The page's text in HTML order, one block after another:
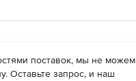
поставок, мы не можем
Оставьте запрос, и наш